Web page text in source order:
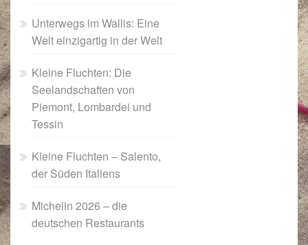
Unterwegs im Wallis: Eine
Welt einzigartig in der Welt
Kleine Fluchten: Die
Seelandschaften von
Piemont, Lombardei und
Tessin
Kleine Fluchten – Salento,
der Süden Italiens
Michelin 2026 – die
deutschen Restaurants